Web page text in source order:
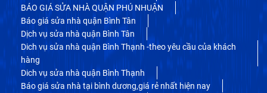
BÁO GIÁ SỬA NHÀ QUẬN PHÚ NHUẬN
Báo giá sửa nhà quận Bình Tân
Dịch vụ sửa nhà quận Bình Tân
Dich vụ sửa nhà quận Bình Thạnh -theo yêu cầu của khách
hàng
Dich vụ sửa nhà quận Bình Thạnh
Báo giá sửa nhà tại bình dương,giá rẻ nhất hiện nay